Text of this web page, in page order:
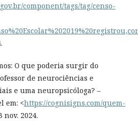
component/tags/tag/censo-
O que poderia surgir do
de neurociências e
e uma neuropsicóloga? –
em: <https://cognisigns.com/quem-
nov. 2024.